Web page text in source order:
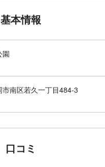
基本情報
園
市南区若久一丁目484-3
口コミ